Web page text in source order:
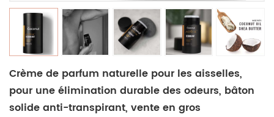
Crème de parfum naturelle pour les aisselles,
pour une élimination durable des odeurs, bâton
solide anti-transpirant, vente en gros